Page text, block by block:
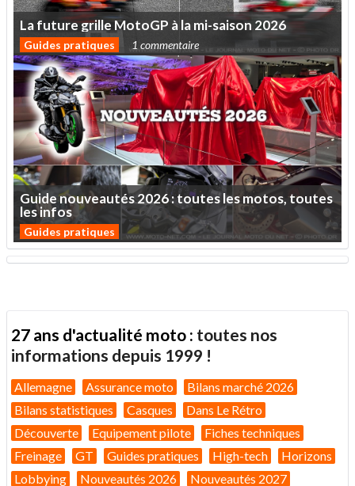
Lafuturegrille MotoGP àlami-saison 2026
Guides pratiques 1 commentaire
Guidenouveautés2026:touteslesmotos,toutes
lesinfos
Guides pratiques
27 ans d'actualité moto : toutes nos
informations depuis 1999 !
Allemagne Assurance moto
Bilans marché 2026
Bilans statistiques
Casques
Dans Le Rétro
Découverte
Equipement pilote
Fiches techniques
Freinage
GT Guides pratiques High-tech
Horizons
Lobbying
Nouveautés 2026 Nouveautés 2027